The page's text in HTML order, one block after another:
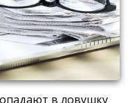
в ловушку